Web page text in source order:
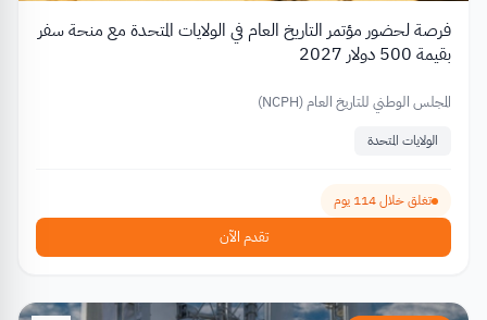
فرصة لحضور مؤتمر التاريخ العام في الولايات المتحدة مع منحة سفر
بقيمة 500 دولار 2027
المجلس الوطني للتاريخ العام (NCPH)
الولايات المتحدة
تغلق خلال 114 يوم
تقدم الآن